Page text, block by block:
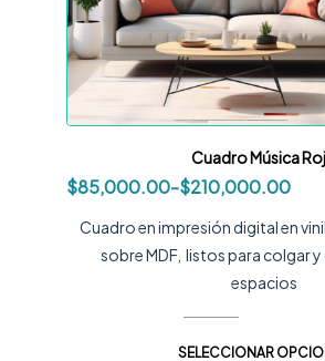
Cuadro Música
$85,000.00-$210,000.00
Cuadro en impresión digital en
sobre MDF, listos para colgar y
espacios
SELECCIONAR